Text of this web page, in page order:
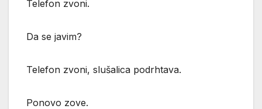
Telefon zvoni.
Da se javim?
Telefon zvoni, slušalica podrhtava.
Ponovo zove.